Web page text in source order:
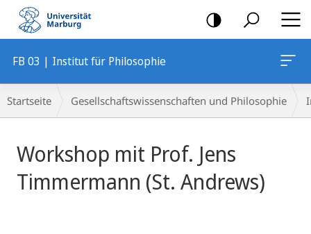
Mobile-
Navigation
FB 03 | Institut für Philosophie
Breadcrumb-
Navigation
Startseite Gesellschaftswissenschaften und Philosophie
Workshop mit Prof. Jens
Timmermann (St. Andrews)